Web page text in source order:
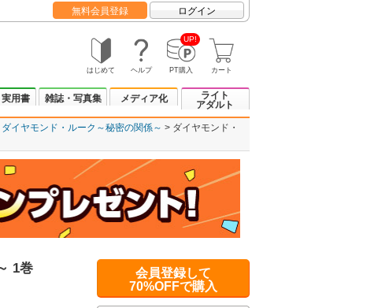
無料会員登録 ログイン
はじめて ヘルプ
UP!
PT購入 カート
用書 雑誌・写真集 メディア化
ライト
アダルト
ダイヤモンド・ルーク～秘密の関係～
ダイヤモンド・
1巻
会員登録して
70%OFFで購入